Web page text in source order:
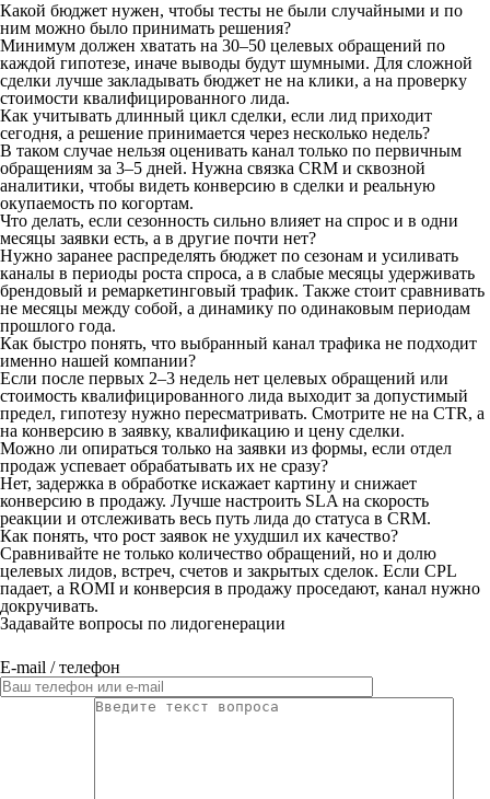
Какой бюджет нужен, чтобы тесты не были случайными и по
ним можно было принимать решения?
Минимум должен хватать на 30–50 целевых обращений по
каждой гипотезе, иначе выводы будут шумными. Для сложной
сделки лучше закладывать бюджет не на клики, а на проверку
стоимости квалифицированного лида.
Как учитывать длинный цикл сделки, если лид приходит
сегодня, а решение принимается через несколько недель?
В таком случае нельзя оценивать канал только по первичным
обращениям за 3–5 дней. Нужна связка CRM и сквозной
аналитики, чтобы видеть конверсию в сделки и реальную
окупаемость по когортам.
Что делать, если сезонность сильно влияет на спрос и в одни
месяцы заявки есть, а в другие почти нет?
Нужно заранее распределять бюджет по сезонам и усиливать
каналы в периоды роста спроса, а в слабые месяцы удерживать
брендовый и ремаркетинговый трафик. Также стоит сравнивать
не месяцы между собой, а динамику по одинаковым периодам
прошлого года.
Как быстро понять, что выбранный канал трафика не подходит
именно нашей компании?
Если после первых 2–3 недель нет целевых обращений или
стоимость квалифицированного лида выходит за допустимый
предел, гипотезу нужно пересматривать. Смотрите не на CTR, а
на конверсию в заявку, квалификацию и цену сделки.
Можно ли опираться только на заявки из формы, если отдел
продаж успевает обрабатывать их не сразу?
Нет, задержка в обработке искажает картину и снижает
конверсию в продажу. Лучше настроить SLA на скорость
реакции и отслеживать весь путь лида до статуса в CRM.
Как понять, что рост заявок не ухудшил их качество?
Сравнивайте не только количество обращений, но и долю
целевых лидов, встреч, счетов и закрытых сделок. Если CPL
падает, а ROMI и конверсия в продажу проседают, канал нужно
докручивать.
Задавайте вопросы по лидогенерации
E-mail / телефон